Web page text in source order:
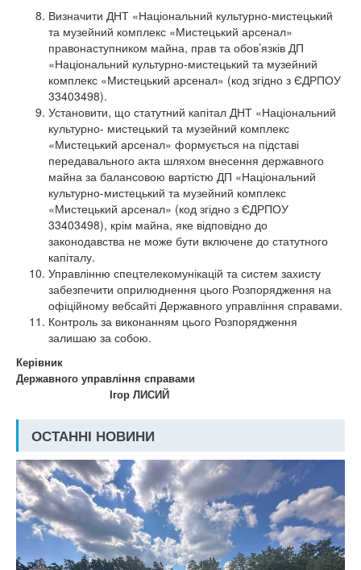
Визначити ДНТ «Національний культурно-мистецький
та музейний комплекс «Мистецький арсенал»
правонаступником майна, прав та обов’язків ДП
«Національний культурно-мистецький та музейний
комплекс «Мистецький арсенал» (код згідно з ЄДРПОУ
33403498).
Установити, що статутний капітал ДНТ «Національний
культурно- мистецький та музейний комплекс
«Мистецький арсенал» формується на підставі
передавального акта шляхом внесення державного
майна за балансовою вартістю ДП «Національний
культурно-мистецький та музейний комплекс
«Мистецький арсенал» (код згідно з ЄДРПОУ
33403498), крім майна, яке відповідно до
законодавства не може бути включене до статутного
капіталу.
Управлінню спецтелекомунікацій та систем захисту
забезпечити оприлюднення цього Розпорядження на
офіційному вебсайті Державного управління справами.
Контроль за виконанням цього Розпорядження
залишаю за собою.
Керівник
Державного управління справами
Ігор ЛИСИЙ
ОСТАННІ НОВИНИ